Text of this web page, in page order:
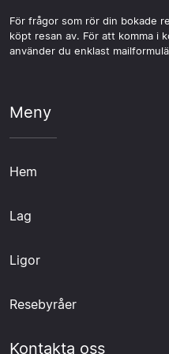
För frågor som rör din bokade
köpt resan av. För att komma i
använder du enklast
Meny
Hem
Lag
Ligor
Resebyråer
Kontakta oss